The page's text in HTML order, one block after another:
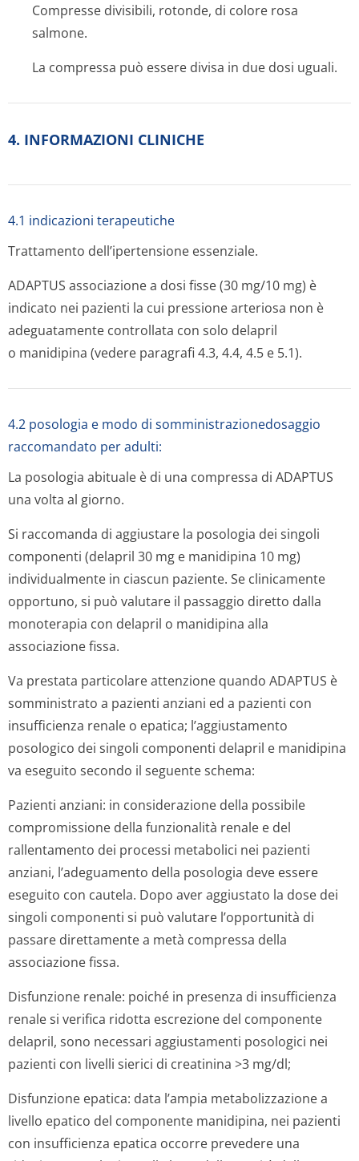
Compresse divisibili, rotonde, di colore rosa
salmone.
La compressa può essere divisa in due dosi uguali.
4. INFORMAZIONI CLINICHE
4.1 indicazioni terapeutiche
Trattamento dell’ipertensione essenziale.
ADAPTUS associazione a dosi fisse (30 mg/10 mg) è
indicato nei pazienti la cui pressione arteriosa non è
adeguatamente controllata con solo delapril
o manidipina (vedere paragrafi 4.3, 4.4, 4.5 e 5.1).
4.2 posologia e modo di somministrazionedosaggio
raccomandato per adulti:
La posologia abituale è di una compressa di ADAPTUS
una volta al giorno.
Si raccomanda di aggiustare la posologia dei singoli
componenti (delapril 30 mg e manidipina 10 mg)
individualmente in ciascun paziente. Se clinicamente
opportuno, si può valutare il passaggio diretto dalla
monoterapia con delapril o manidipina alla
associazione fissa.
Va prestata particolare attenzione quando ADAPTUS è
somministrato a pazienti anziani ed a pazienti con
insufficienza renale o epatica; l’aggiustamento
posologico dei singoli componenti delapril e manidipina
va eseguito secondo il seguente schema:
Pazienti anziani: in considerazione della possibile
compromissione della funzionalità renale e del
rallentamento dei processi metabolici nei pazienti
anziani, l’adeguamento della posologia deve essere
eseguito con cautela. Dopo aver aggiustato la dose dei
singoli componenti si può valutare l’opportunità di
passare direttamente a metà compressa della
associazione fissa.
Disfunzione renale: poiché in presenza di insufficienza
renale si verifica ridotta escrezione del componente
delapril, sono necessari aggiustamenti posologici nei
pazienti con livelli sierici di creatinina >3 mg/dl;
Disfunzione epatica: data l’ampia metabolizzazione a
livello epatico del componente manidipina, nei pazienti
con insufficienza epatica occorre prevedere una